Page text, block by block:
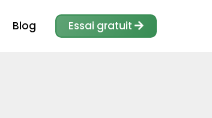
Blog Essai gratuit